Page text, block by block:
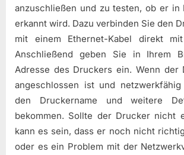
anzuschließen und zu testen, ob er in
erkannt wird. Dazu verbinden Sie den
mit einem Ethernet-Kabel direkt
Anschließend geben Sie in Ihrem
Adresse des Druckers ein. Wenn der
angeschlossen ist und
den Druckername und weitere
bekommen. Sollte der Drucker nicht
kann es sein, dass er noch nicht
oder es ein Problem mit der